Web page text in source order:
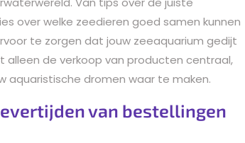
over welke zeedieren goed samen kunnen
te zorgen dat jouw zeeaquarium gedijt
alleen de verkoop van producten centraal,
aquaristische dromen waar te maken.
van bestellingen